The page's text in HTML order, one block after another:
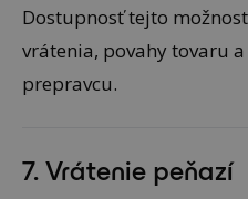
Dostupnosť tejto
vrátenia, povahy tovaru
prepravcu.
7. Vrátenie peňazí